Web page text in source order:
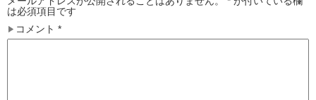
は必須項目です
コメント *